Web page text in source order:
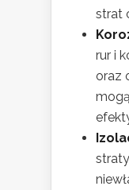
strat
rur i
oraz